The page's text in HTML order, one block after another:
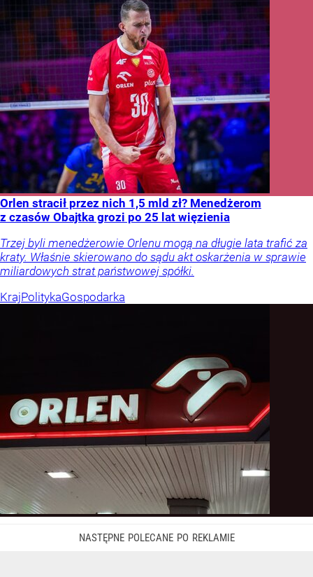
Orlen stracił przez nich 1,5 mld zł? Menedżerom
z czasów Obajtka grozi po 25 lat więzienia
Trzej byli menedżerowie Orlenu mogą na długie lata trafić za
kraty. Właśnie skierowano do sądu akt oskarżenia w sprawie
miliardowych strat państwowej spółki.
KrajPolitykaGospodarka